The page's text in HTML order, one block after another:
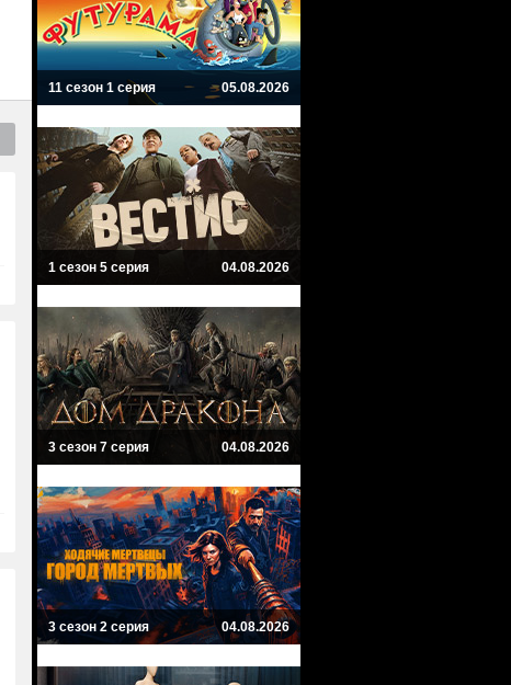
11 сезон 1 серия 05.08.2026
1 сезон 5 серия 04.08.2026
3 сезон 7 серия 04.08.2026
3 сезон 2 серия 04.08.2026